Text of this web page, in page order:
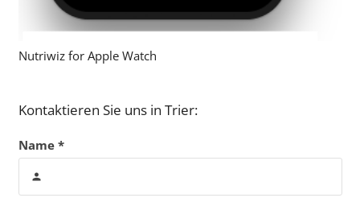
Nutriwiz for Apple Watch
Kontaktieren Sie uns in Trier:
Name *
person